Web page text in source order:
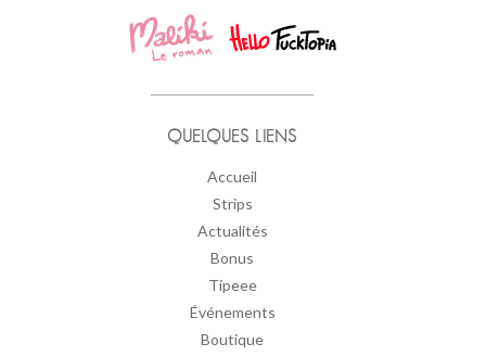
QUELQUES LIENS
Accueil
Strips
Actualités
Bonus
Tipeee
Événements
Boutique